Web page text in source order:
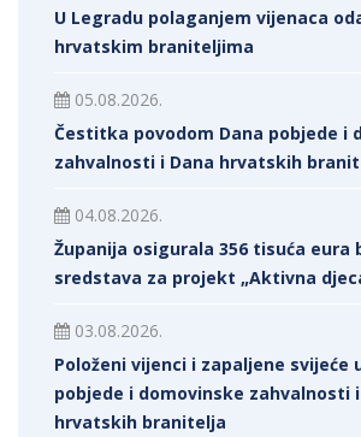
U Legradu polaganjem vijenaca
hrvatskim braniteljima
05.08.2026.
Čestitka povodom Dana pobjede i
zahvalnosti i Dana hrvatskih
04.08.2026.
Županija osigurala 356 tisuća eura
sredstava za projekt „Aktivna
03.08.2026.
Položeni vijenci i zapaljene svijeće
pobjede i domovinske zahvalnosti i
hrvatskih branitelja